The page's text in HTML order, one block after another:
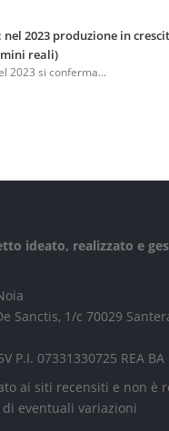
2023 produzione in
reali)
2023 si conferma...
ideato, realizzato e
Sanctis, 1/c 70029
P.I. 07331330725 REA
ai siti recensiti e non è
eventuali variazioni